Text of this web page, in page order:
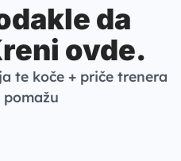
da
ovde.
te koče + priče trenera